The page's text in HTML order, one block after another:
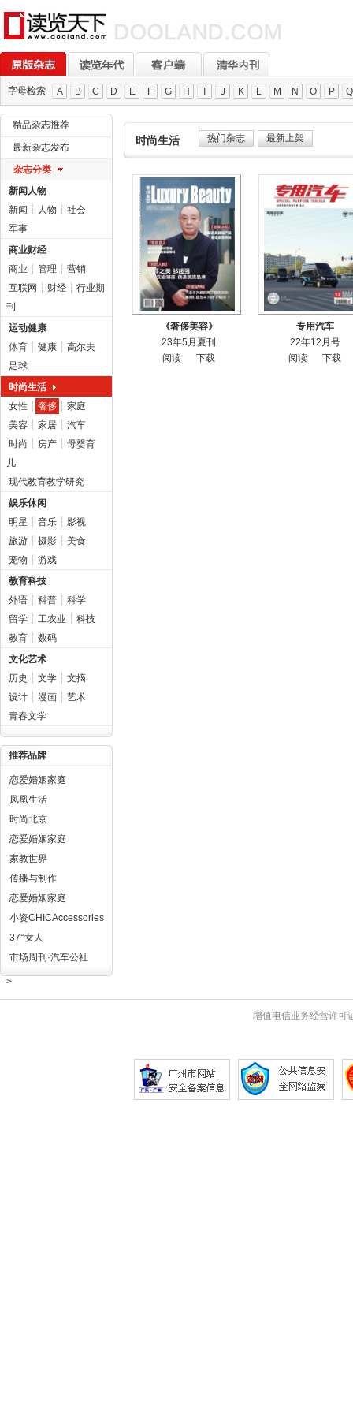
字母检索 A B C D E F G H J K L M N O P Q
精品杂志推荐
最新杂志发布
杂志分类
新闻人物
新闻 ┆ 人物 ┆ 社会
军事
商业财经
商业 ┆ 管理 ┆ 营销
互联网 ┆ 财经 ┆ 行业期
刊
运动健康
体育 ┆ 健康 ┆ 高尔夫
足球
时尚生活
女性 ┆ 奢侈 ┆ 家庭
美容 ┆ 家居 ┆ 汽车
时尚 ┆ 房产 ┆ 母婴育
儿
现代教育教学研究
娱乐休闲
明星 ┆ 音乐 ┆ 影视
旅游 ┆ 摄影 ┆ 美食
宠物 ┆ 游戏
教育科技
外语 ┆ 科普 ┆ 科学
留学 ┆ 工农业 ┆ 科技
教育 ┆ 数码
文化艺术
历史 ┆ 文学 ┆ 文摘
设计 ┆ 漫画 ┆ 艺术
青春文学
推荐品牌
恋爱婚姻家庭
凤凰生活
时尚北京
恋爱婚姻家庭
家教世界
传播与制作
恋爱婚姻家庭
小资CHICAccessories
37°女人
市场周刊·汽车公社
时尚生活 热门杂志 最新上架
《奢侈美容》
23年5月夏刊
阅读
下载
专用汽车
22年12月号
阅读
下载
-->
增值电信业务经营许